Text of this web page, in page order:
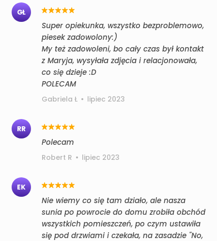
GŁ
Super opiekunka, wszystko bezproblemowo,
piesek zadowolony:)
My też zadowoleni, bo cały czas był kontakt
z Maryja, wysyłała zdjęcia i relacjonowała,
co się dzieje :D
POLECAM
Gabriela Ł • lipiec 2023
RR
Polecam
Robert R • lipiec 2023
EK
Nie wiemy co się tam działo, ale nasza
sunia po powrocie do domu zrobiła obchód
wszystkich pomieszczeń, po czym ustawiła
się pod drzwiami i czekała, na zasadzie "No,